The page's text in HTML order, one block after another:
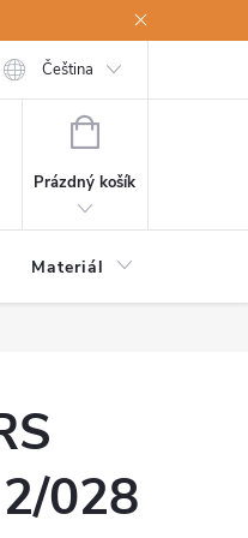
Čeština
NÁKUPNÍ
Prázdný košík
Materiál
028